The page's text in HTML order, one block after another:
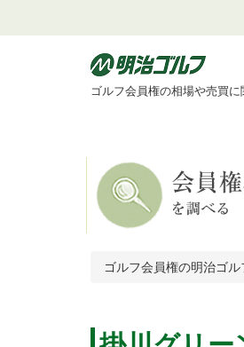
ゴルフ会員権の相場や売買に
ゴルフ会員権の明治ゴル